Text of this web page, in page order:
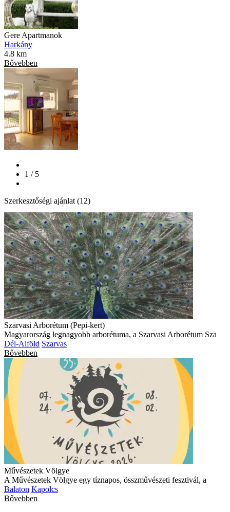
Gere Apartmanok
Harkány
4.8 km
Bővebben
1 / 5
Szerkesztőségi ajánlat (12)
Szarvasi Arborétum (Pepi-kert)
Magyarország legnagyobb arborétuma, a Szarvasi Arborétum Sza
Dél-Alföld Szarvas
Bővebben
Művészetek Völgye
A Művészetek Völgye egy tíznapos, összművészeti fesztivál, a
Balaton Kapolcs
Bővebben